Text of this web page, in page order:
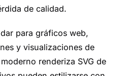
de calidad.
para gráficos web,
y visualizaciones de
renderiza SVG de